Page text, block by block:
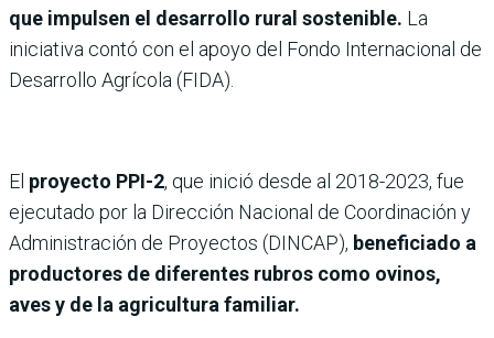
que impulsen el desarrollo rural sostenible. La
iniciativa contó con el apoyo del Fondo Internacional de
Desarrollo Agrícola (FIDA).
El proyecto PPI-2, que inició desde al 2018-2023, fue
ejecutado por la Dirección Nacional de Coordinación y
Administración de Proyectos (DINCAP), beneficiado a
productores de diferentes rubros como ovinos,
aves y de la agricultura familiar.